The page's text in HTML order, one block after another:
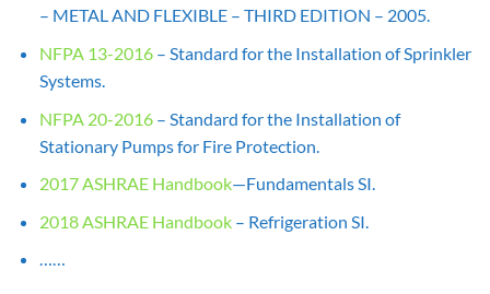
– METAL AND FLEXIBLE – THIRD EDITION – 2005.
NFPA 13-2016– Standard for the Installation of Sprinkler
Systems.
NFPA 20-2016– Standard for the Installation of
Stationary Pumps for Fire Protection.
2017 ASHRAE Handbook—Fundamentals SI.
2018 ASHRAE Handbook– Refrigeration SI.
……